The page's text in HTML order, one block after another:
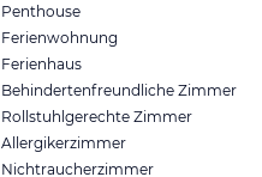
Penthouse
Ferienwohnung
Ferienhaus
Behindertenfreundliche Zimmer
Rollstuhlgerechte Zimmer
Allergikerzimmer
Nichtraucherzimmer